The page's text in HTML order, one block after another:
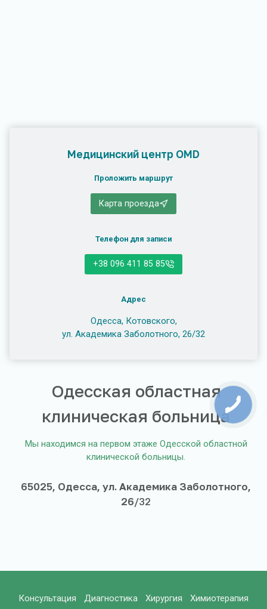
Медицинский центр OMD
Проложить маршрут
Карта проезда
Телефон для записи
+38 096 411 85 85
Адрес
Одесса, Котовского,
ул. Академика Заболотного, 26/32
Одесская областная
клиническая больница
Мы находимся на первом этаже Одесской областной
клинической больницы.
65025, Одесса, ул. Академика Заболотного,
26/32
Консультация Диагностика Хирургия Химиотерапия